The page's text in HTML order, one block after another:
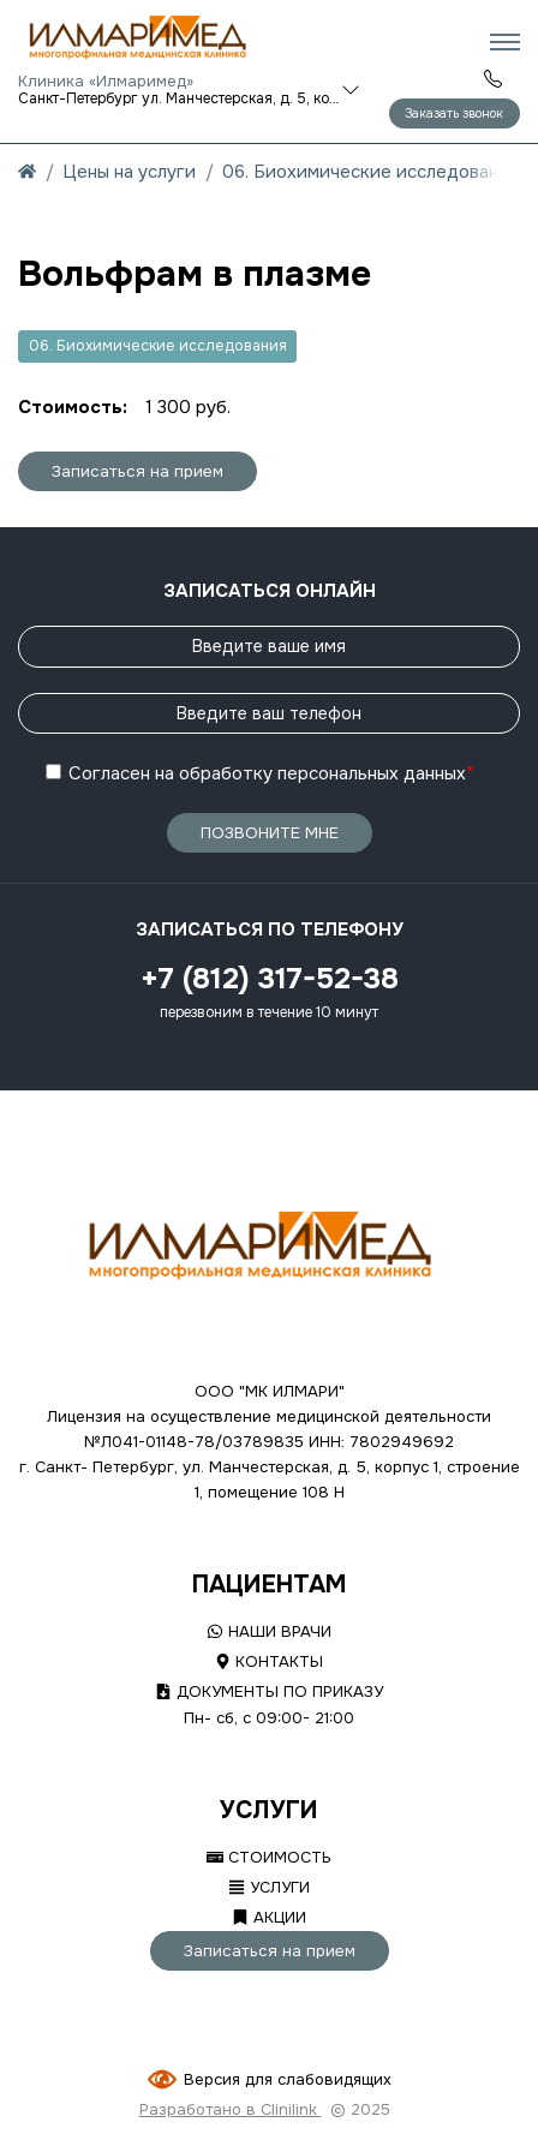
Клиника «Илмаримед»
Санкт-Петербург ул. Манчестерская, д. 5, корп. 1
Заказать звонок
Цены на услуги 06. Биохимические исследования
Вольфрам в плазме
06. Биохимические исследования
Стоимость: 1 300 руб.
Записаться на прием
ЗАПИСАТЬСЯ ОНЛАЙН
Согласен на обработку персональных данных*
ПОЗВОНИТЕ МНЕ
ЗАПИСАТЬСЯ ПО ТЕЛЕФОНУ
+7 (812) 317-52-38
перезвоним в течение 10 минут
ООО "МК ИЛМАРИ"
Лицензия на осуществление медицинской деятельности
№Л041-01148-78/03789835 ИНН: 7802949692
г. Санкт- Петербург, ул. Манчестерская, д. 5, корпус 1, строение
1, помещение 108 Н
ПАЦИЕНТАМ
НАШИ ВРАЧИ
КОНТАКТЫ
ДОКУМЕНТЫ ПО ПРИКАЗУ
Пн- сб, с 09:00- 21:00
УСЛУГИ
СТОИМОСТЬ
УСЛУГИ
АКЦИИ
Записаться на прием
Версия для слабовидящих
Разработано в Clinilink
© 2025